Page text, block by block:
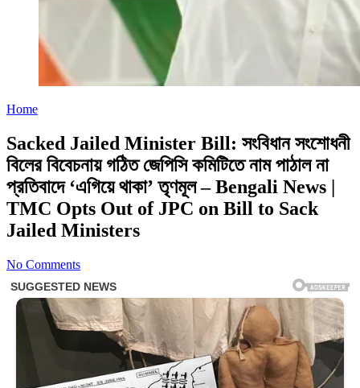
Home
Sacked Jailed Minister Bill: সংবিধান সংশোধনী
বিলের বিবেচনায় গঠিত জেপিসি কমিটিতে নাম পাঠাল না
প্রতিবাদে ‘এগিয়ে থাকা’ তৃণমূল – Bengali News |
TMC Opts Out of JPC on Bill to Sack
Jailed Ministers
No Comments